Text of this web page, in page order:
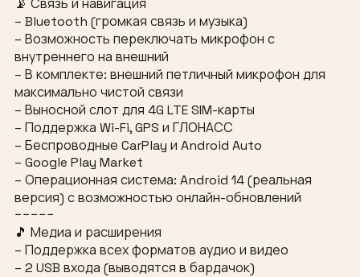
📡 Связь и навигация
– Bluetooth (громкая связь и музыка)
– Возможность переключать микрофон с
внутреннего на внешний
– В комплекте: внешний петличный микрофон для
максимально чистой связи
– Выносной слот для 4G LTE SIM-карты
– Поддержка Wi-Fi, GPS и ГЛОНАСС
– Беспроводные CarPlay и Android Auto
– Google Play Market
– Операционная система: Android 14 (реальная
версия) с возможностью онлайн-обновлений
−−−−−
🎵 Медиа и расширения
– Поддержка всех форматов аудио и видео
– 2 USB входа (выводятся в бардачок)